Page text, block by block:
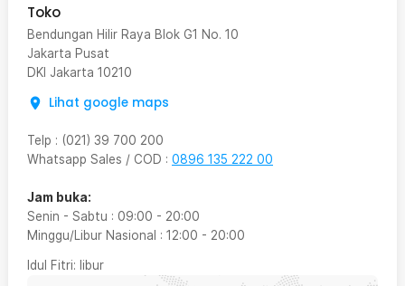
Toko
Bendungan Hilir Raya Blok G1 No. 10
Jakarta Pusat
DKI Jakarta 10210
Lihat google maps
Telp : (021) 39 700 200
Whatsapp Sales / COD : 0896 135 222 00
Jam buka:
Senin - Sabtu : 09:00 - 20:00
Minggu/Libur Nasional : 12:00 - 20:00
Idul Fitri: libur